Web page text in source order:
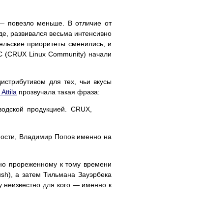
повезло меньше. В отличие от
развивался весьма интенсивно
приоритеты сменились, и
Linux Community) начали
для тех, чьи вкусы
Attila прозвучала такая фраза:
продукцией. CRUX,
Владимир Попов именно на
прореженному к тому времени
а затем Тильмана Зауэрбека
неизвестно для кого — именно к